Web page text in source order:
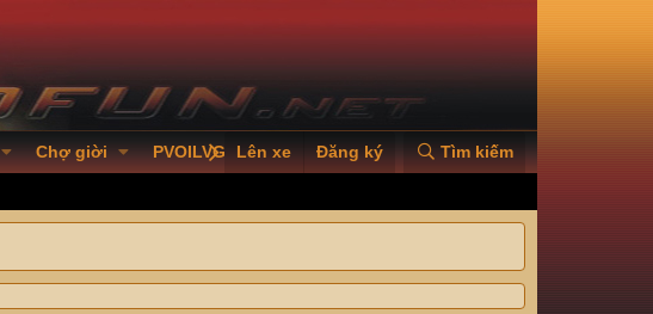
Chợ giời PVOILVGC2026
Lên xe Đăng ký Tìm kiếm